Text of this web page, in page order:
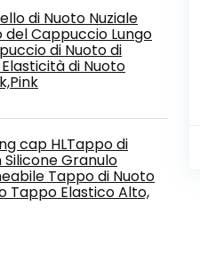
di Nuoto Nuziale
del Cappuccio Lungo
di Nuoto di
di Nuoto
cap HLTappo di
Silicone Granulo
Tappo di Nuoto
Tappo Elastico Alto,